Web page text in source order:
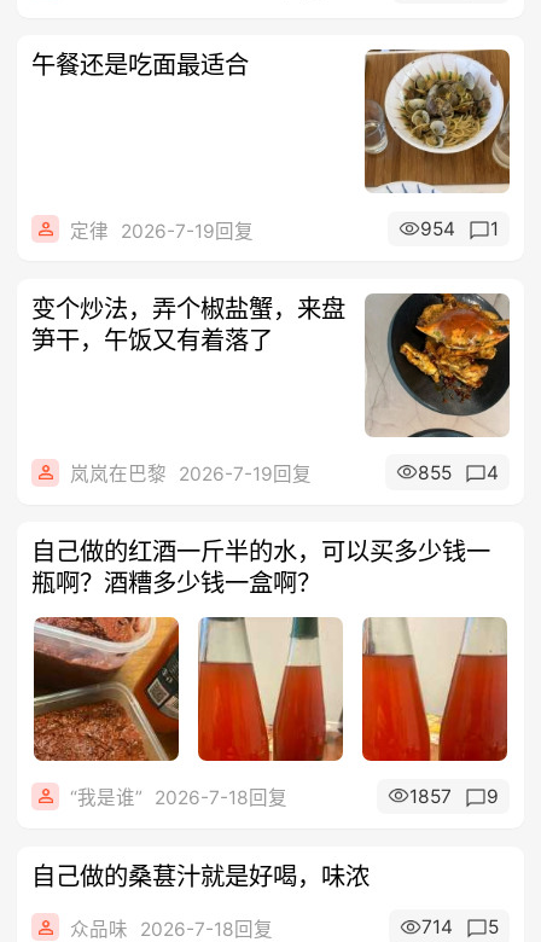
午餐还是吃面最适合
定律 2026-7-19回复 954 1
变个炒法，弄个椒盐蟹，来盘
笋干，午饭又有着落了
岚岚在巴黎 2026-7-19回复 855 4
自己做的红酒一斤半的水，可以买多少钱一
瓶啊？酒糟多少钱一盒啊？
“我是谁” 2026-7-18回复 1857 9
自己做的桑葚汁就是好喝，味浓
众品味 2026-7-18回复 714 5